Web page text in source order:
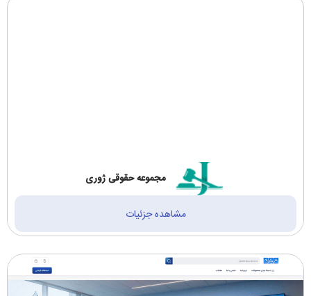
مجموعه حقوقی ژوری
مشاهده جزئیات